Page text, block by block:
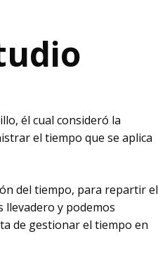
él cual consideró la
el tiempo que se aplica
del tiempo, para repartir el
llevadero y podemos
de gestionar el tiempo en